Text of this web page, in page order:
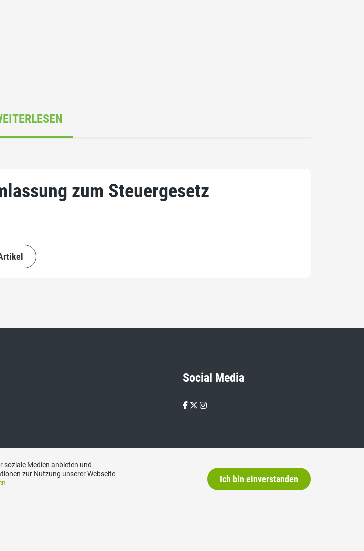
zum Steuergesetz
Social Media
soziale Medien anbieten und
zur Nutzung unserer Webseite
Ich bin einverstanden